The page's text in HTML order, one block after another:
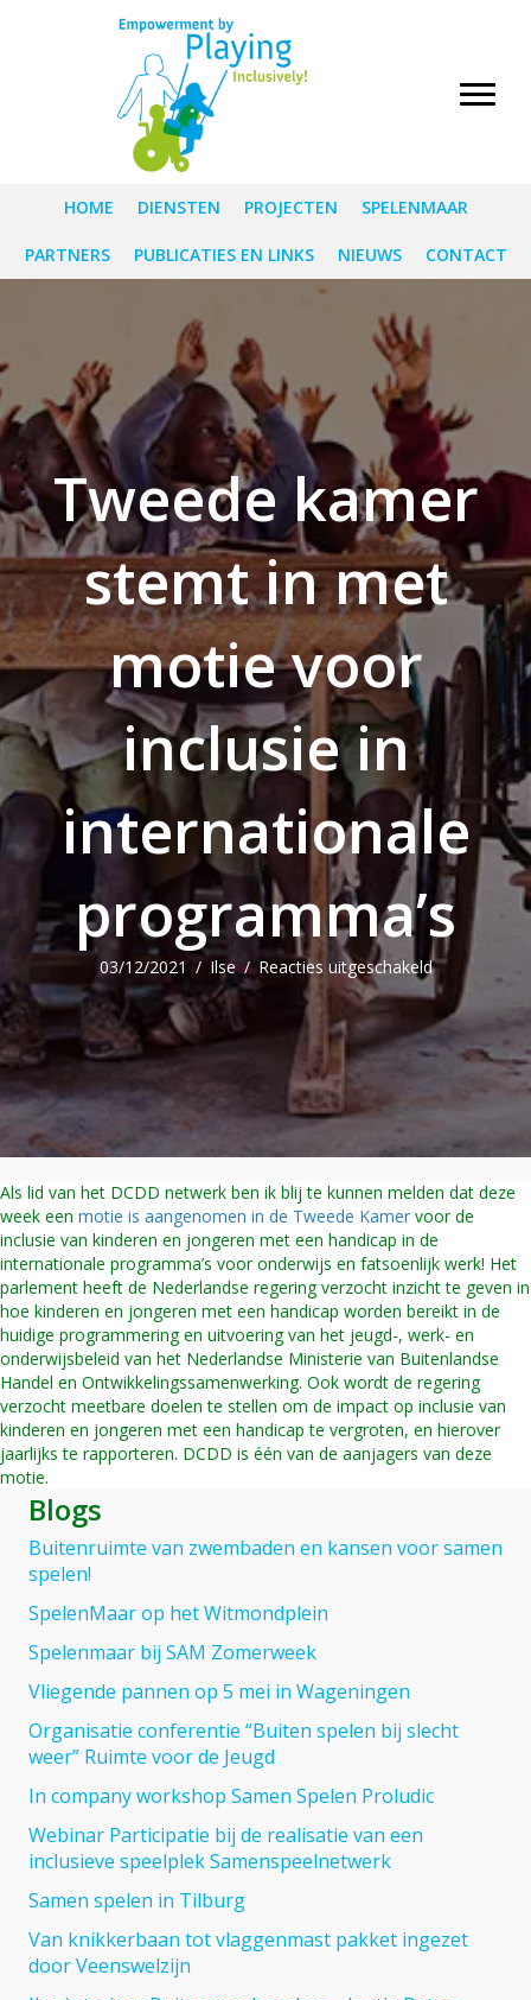
HOME DIENSTEN PROJECTEN SPELENMAAR
PARTNERS PUBLICATIES EN LINKS NIEUWS CONTACT
Tweede kamer
stemt in met
motie voor
inclusie in
internationale
programma’s
03/12/2021 / Ilse/ Reacties uitgeschakeldvoor
Tweede
kamer
in
motie
inclusie
Als lid van het DCDD netwerk ben ik blij te kunnen melden dat deze
week een motie is aangenomen in de Tweede Kamer voor de
inclusie van kinderen en jongeren met een handicap in de
internationale programma’s voor onderwijs en fatsoenlijk werk! Het
parlement heeft de Nederlandse regering verzocht inzicht te geven in
hoe kinderen en jongeren met een handicap worden bereikt in de
huidige programmering en uitvoering van het jeugd-, werk- en
onderwijsbeleid van het Nederlandse Ministerie van Buitenlandse
Handel en Ontwikkelingssamenwerking. Ook wordt de regering
verzocht meetbare doelen te stellen om de impact op inclusie van
kinderen en jongeren met een handicap te vergroten, en hierover
jaarlijks te rapporteren. DCDD is één van de aanjagers van deze
motie.
Blogs
Buitenruimte van zwembaden en kansen voor samen
spelen!
SpelenMaar op het Witmondplein
Spelenmaar bij SAM Zomerweek
Vliegende pannen op 5 mei in Wageningen
Organisatie conferentie “Buiten spelen bij slecht
weer” Ruimte voor de Jeugd
In company workshop Samen Spelen Proludic
Webinar Participatie bij de realisatie van een
inclusieve speelplek Samenspeelnetwerk
Samen spelen in Tilburg
Van knikkerbaan tot vlaggenmast pakket ingezet
door Veenswelzijn